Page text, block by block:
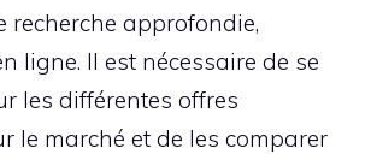
recherche approfondie,
ligne. Il est nécessaire de se
les différentes offres
le marché et de les comparer